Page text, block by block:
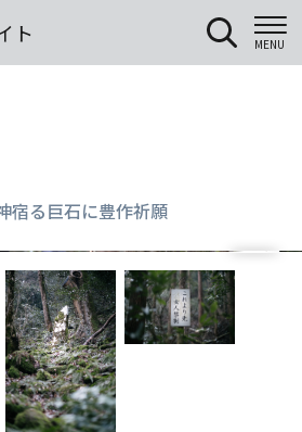
ト MENU
宿る巨石に豊作祈願